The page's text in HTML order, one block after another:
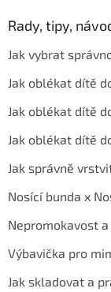
Rady, tipy,
Jak vybrat
Jak oblékat dítě
Jak oblékat dítě
Jak oblékat dítě
Jak správně
Nosící bunda x
Nepromokavost
Výbavička pro
Jak skladovat a